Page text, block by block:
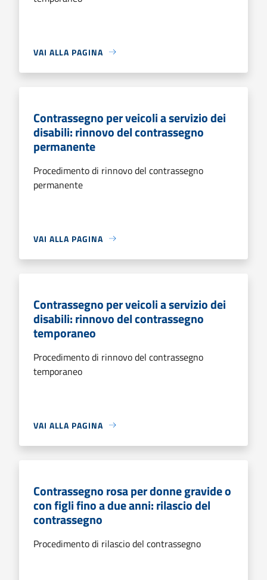
VAI ALLA PAGINA
Contrassegno per veicoli a servizio dei
disabili: rinnovo del contrassegno
permanente
Procedimento di rinnovo del contrassegno
permanente
VAI ALLA PAGINA
Contrassegno per veicoli a servizio dei
disabili: rinnovo del contrassegno
temporaneo
Procedimento di rinnovo del contrassegno
temporaneo
VAI ALLA PAGINA
Contrassegno rosa per donne gravide o
con figli fino a due anni: rilascio del
contrassegno
Procedimento di rilascio del contrassegno